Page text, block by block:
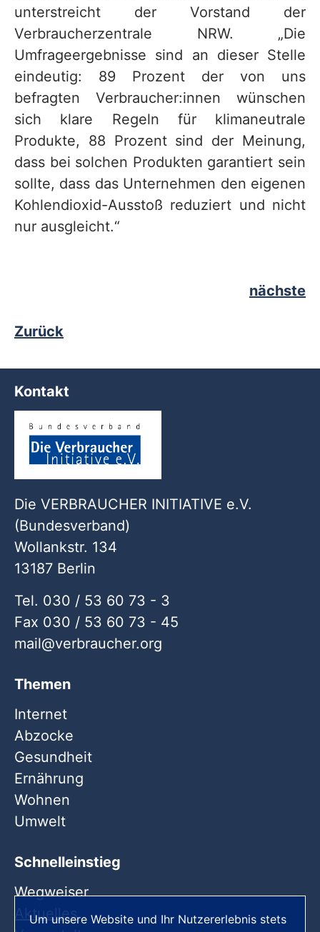
unterstreicht der Vorstand der
Verbraucherzentrale NRW. „Die
Umfrageergebnisse sind an dieser Stelle
eindeutig: 89 Prozent der von uns
befragten Verbraucher:innen wünschen
sich klare Regeln für klimaneutrale
Produkte, 88 Prozent sind der Meinung,
dass bei solchen Produkten garantiert sein
sollte, dass das Unternehmen den eigenen
Kohlendioxid-Ausstoß reduziert und nicht
nur ausgleicht.“
nächste
Zurück
Kontakt
Die VERBRAUCHER INITIATIVE e.V.
(Bundesverband)
Wollankstr. 134
13187 Berlin
Tel. 030 / 53 60 73 - 3
Fax 030 / 53 60 73 - 45
mail
verbraucher org
Themen
Internet
Abzocke
Gesundheit
Ernährung
Wohnen
Umwelt
Schnelleinstieg
Wegweiser
Aktuelles
Um unsere Website und Ihr Nutzererlebnis stets